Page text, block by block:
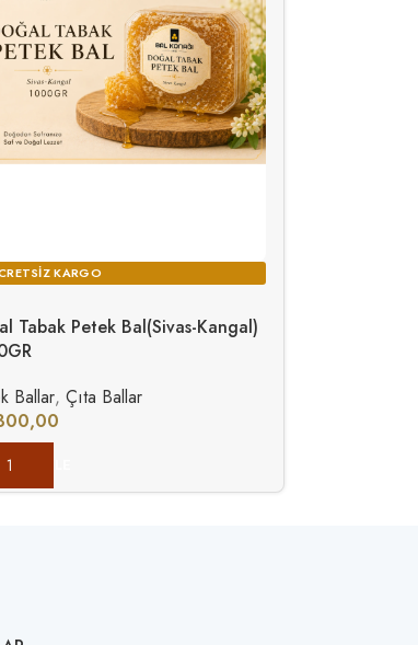
KARGO
Tabak Petek Bal(Sivas-Kangal)
Ballar, Çıta Ballar
EKLE